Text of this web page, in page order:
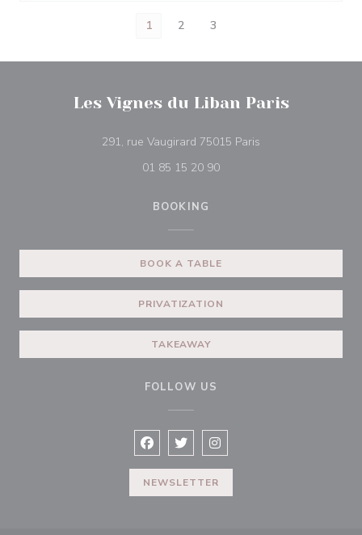
1 2 3
Les Vignes du Liban Paris
291, rue Vaugirard 75015 Paris
01 85 15 20 90
BOOKING
BOOK A TABLE
PRIVATIZATION
TAKEAWAY
FOLLOW US
Facebook ((opens in a new window))
Twitter ((opens in a new
Instagram ((opens in a
NEWSLETTER